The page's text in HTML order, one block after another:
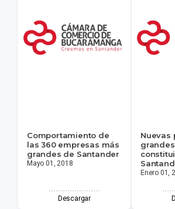
Comportamiento de
las 360 empresas más
grandes de Santander
Mayo 01, 2018
Descargar
Nuevas
Enero 01,